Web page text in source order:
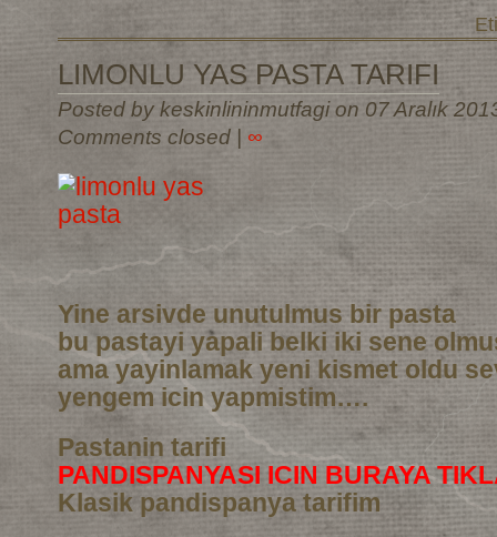
LIMONLU YAS PASTA TARIFI
Posted by keskinlininmutfagi on 07 Aralık
Comments closed| ∞
Yine arsivde unutulmus bir pasta
bu pastayi yapali belki iki sene
ama yayinlamak yeni kismet oldu
yengem icin yapmistim….
Pastanin tarifi
PANDISPANYASI ICIN BURAYA
Klasik pandispanya tarifim